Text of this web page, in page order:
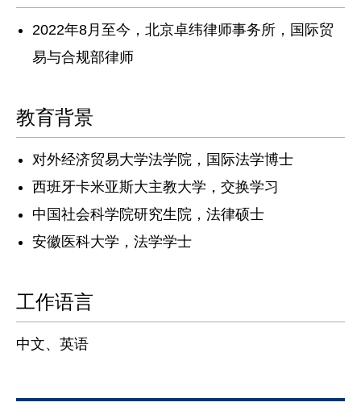
2022年8月至今，北京卓纬律师事务所，国际贸
易与合规部律师
教育背景
对外经济贸易大学法学院，国际法学博士
西班牙卡米亚斯大主教大学，交换学习
中国社会科学院研究生院，法律硕士
安徽医科大学，法学学士
工作语言
中文、英语